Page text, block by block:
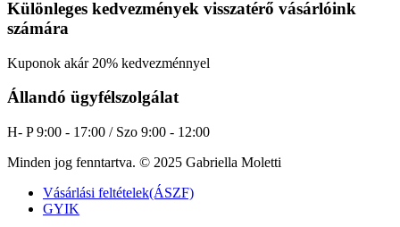
Különleges kedvezmények visszatérő vásárlóink
számára
Kuponok akár 20% kedvezménnyel
Állandó ügyfélszolgálat
H- P 9:00 - 17:00 / Szo 9:00 - 12:00
Minden jog fenntartva. © 2025 Gabriella Moletti
Vásárlási feltételek(ÁSZF)
GYIK